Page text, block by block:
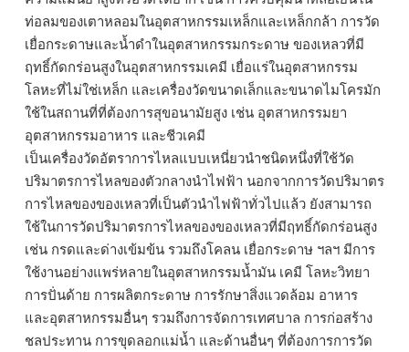
ท่อลมของเตาหลอมในอุตสาหกรรมเหล็กและเหล็กกล้า การวัด
เยื่อกระดาษและน้ำดำในอุตสาหกรรมกระดาษ ของเหลวที่มี
ฤทธิ์กัดกร่อนสูงในอุตสาหกรรมเคมี เยื่อแร่ในอุตสาหกรรม
โลหะที่ไม่ใช่เหล็ก และเครื่องวัดขนาดเล็กและขนาดไมโครมัก
ใช้ในสถานที่ที่ต้องการสุขอนามัยสูง เช่น อุตสาหกรรมยา
อุตสาหกรรมอาหาร และชีวเคมี
เป็นเครื่องวัดอัตราการไหลแบบเหนี่ยวนำชนิดหนึ่งที่ใช้วัด
ปริมาตรการไหลของตัวกลางนำไฟฟ้า นอกจากการวัดปริมาตร
การไหลของของเหลวที่เป็นตัวนำไฟฟ้าทั่วไปแล้ว ยังสามารถ
ใช้ในการวัดปริมาตรการไหลของของเหลวที่มีฤทธิ์กัดกร่อนสูง
เช่น กรดและด่างเข้มข้น รวมถึงโคลน เยื่อกระดาษ ฯลฯ มีการ
ใช้งานอย่างแพร่หลายในอุตสาหกรรมน้ำมัน เคมี โลหะวิทยา
การปั่นด้าย การผลิตกระดาษ การรักษาสิ่งแวดล้อม อาหาร
และอุตสาหกรรมอื่นๆ รวมถึงการจัดการเทศบาล การก่อสร้าง
ชลประทาน การขุดลอกแม่น้ำ และด้านอื่นๆ ที่ต้องการการวัด